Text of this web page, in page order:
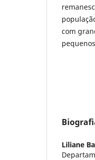
com
Liliane